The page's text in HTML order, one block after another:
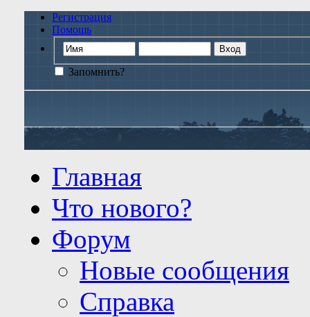
Регистрация
Помощь
Запомнить?
Главная
Что нового?
Форум
Новые сообщения
Справка